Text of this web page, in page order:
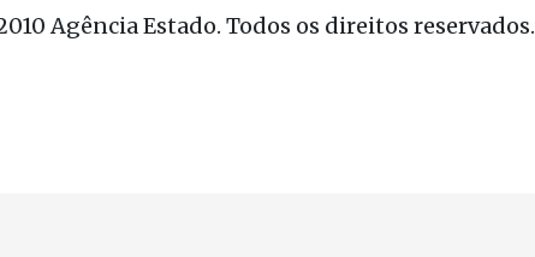
Agência Estado. Todos os direitos reservados.